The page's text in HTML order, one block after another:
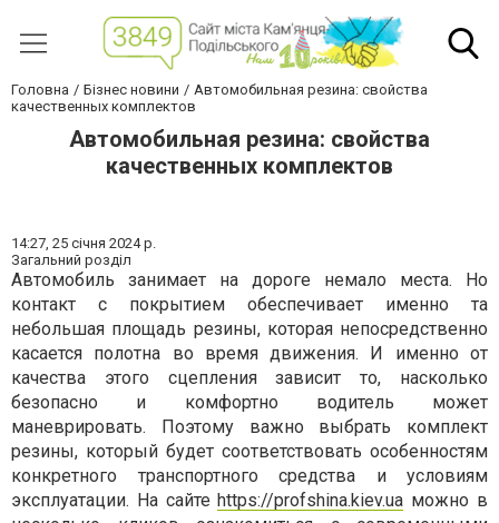
Головна Бізнес новини
Автомобильная резина: свойства
качественных комплектов
Автомобильная резина: свойства
качественных комплектов
14:27, 25 січня 2024 р.
Загальний розділ
Автомобиль занимает на дороге немало места. Но
контакт с покрытием обеспечивает именно та
небольшая площадь резины, которая непосредственно
касается полотна во время движения. И именно от
качества этого сцепления зависит то, насколько
безопасно и комфортно водитель может
маневрировать. Поэтому важно выбрать комплект
резины, который будет соответствовать особенностям
конкретного транспортного средства и условиям
эксплуатации. На сайтеhttps://profshina.kiev.ua можно в